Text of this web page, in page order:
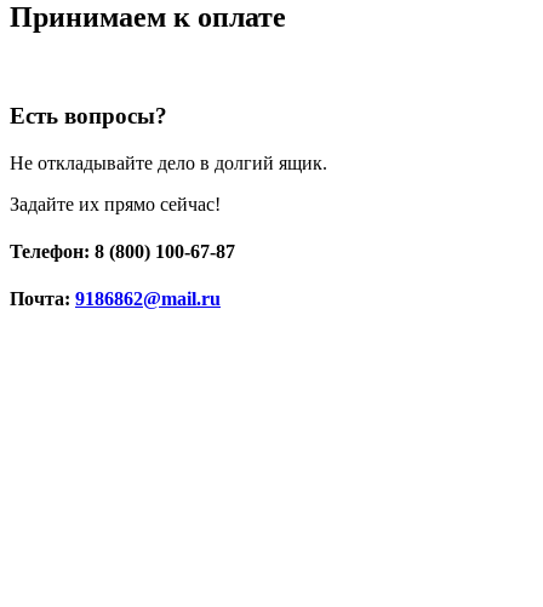
Принимаем к оплате
Есть вопросы?
Не откладывайте дело в долгий ящик.
Задайте их прямо сейчас!
Телефон: 8 (800) 100-67-87
Почта: 9186862@mail.ru